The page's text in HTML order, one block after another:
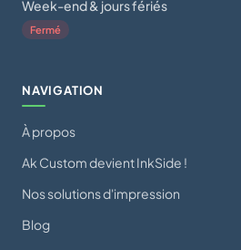
Week-end & jours fériés
Fermé
NAVIGATION
À propos
Ak Custom devient InkSide !
Nos solutions d'impression
Blog